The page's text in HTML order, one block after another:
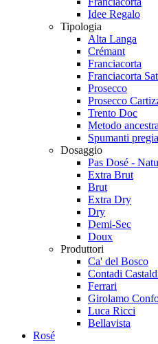
Idee Regalo
Tipologia
Alta Langa
Crémant
Franciacorta
Franciacorta
Prosecco
Prosecco
Trento Doc
Metodo
Spumanti
Dosaggio
Pas Dosé -
Extra Brut
Brut
Extra Dry
Dry
Demi-Sec
Doux
Produttori
Ca' del Bosco
Contadi
Ferrari
Girolamo
Luca Ricci
Bellavista
Rosé